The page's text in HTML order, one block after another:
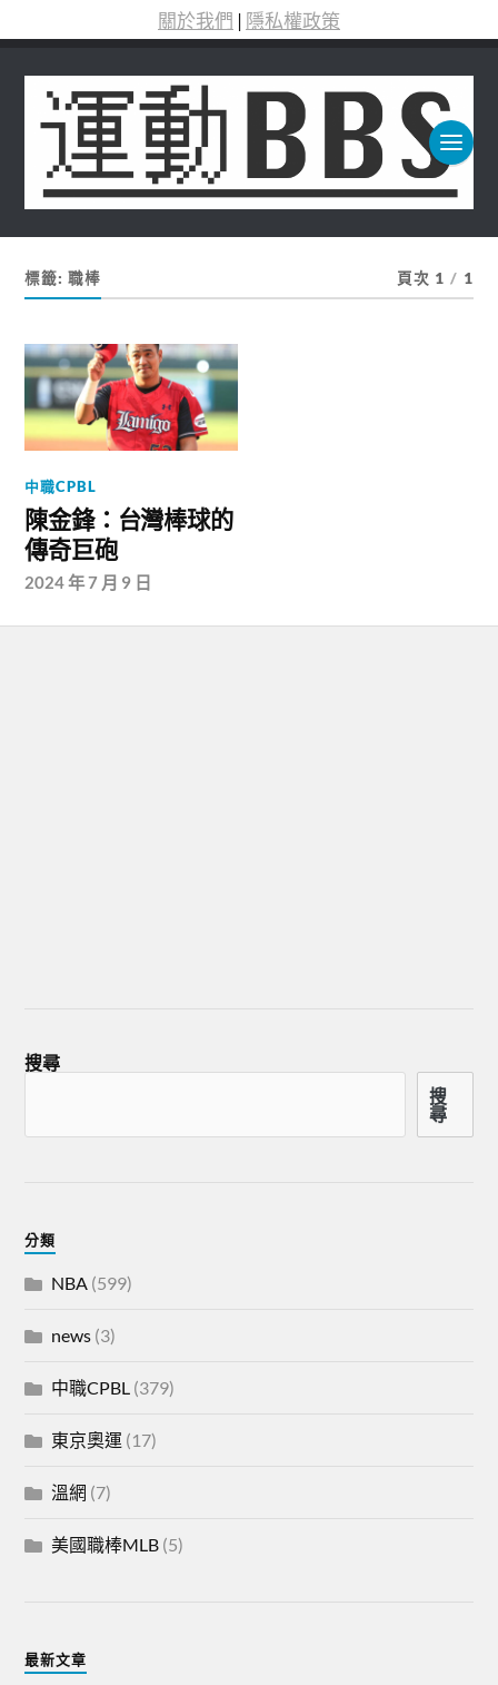
關於我們 | 隱私權政策
標籤:職棒 頁次 1 / 1
中職CPBL
陳金鋒：台灣棒球的
傳奇巨砲
2024 年 7 月 9 日
搜尋
搜
尋
分類
NBA (599)
news (3)
中職CPBL (379)
東京奧運 (17)
溫網 (7)
美國職棒MLB (5)
最新文章